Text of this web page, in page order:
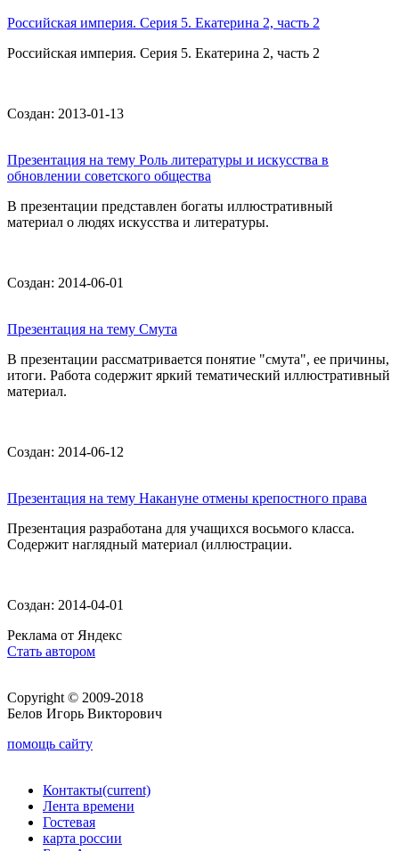
Российская империя. Серия 5. Екатерина 2, часть 2
Российская империя. Серия 5. Екатерина 2, часть 2
Создан: 2013-01-13
Презентация на тему Роль литературы и искусства в
обновлении советского общества
В презентации представлен богаты иллюстративный
материал о людях искусства и литературы.
Создан: 2014-06-01
Презентация на тему Смута
В презентации рассматривается понятие "смута", ее причины,
итоги. Работа содержит яркий тематический иллюстративный
материал.
Создан: 2014-06-12
Презентация на тему Накануне отмены крепостного права
Презентация разработана для учащихся восьмого класса.
Содержит наглядный материал (иллюстрации.
Создан: 2014-04-01
Реклама от Яндекс
Стать автором
Copyright © 2009-2018
Белов Игорь Викторович
помощь сайту
Контакты(current)
Лента времени
Гостевая
карта россии